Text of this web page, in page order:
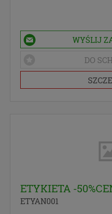
WYŚLIJ
DO
ETYKIETA -
ETYAN001